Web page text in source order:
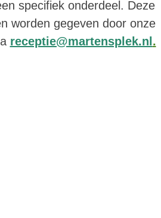
specifiek onderdeel. Deze
worden gegeven door onze
receptie@martensplek.nl.